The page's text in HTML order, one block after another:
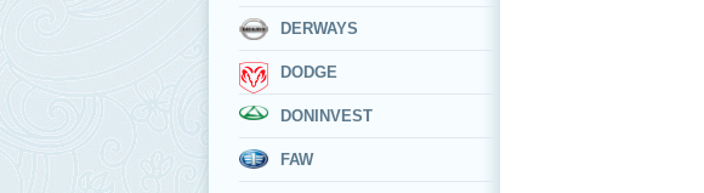
DERWAYS
DODGE
DONINVEST
FAW